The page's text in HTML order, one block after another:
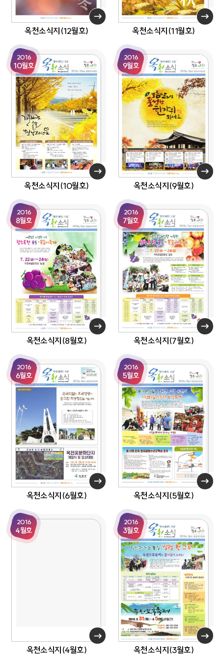
옥천소식지(12월호) 옥천소식지(11월호)
2016
10월호
옥천소식지(10월호)
2016
9월호
옥천소식지(9월호)
2016
8월호
옥천소식지(8월호)
2016
7월호
옥천소식지(7월호)
2016
6월호
옥천소식지(6월호)
2016
5월호
옥천소식지(5월호)
2016
4월호
옥천소식지(4월호)
2016
3월호
옥천소식지(3월호)